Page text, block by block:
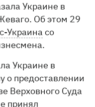
Украине в
Об этом 29
Украина со
Украине в
о предоставлении
Верховного Суда
принял